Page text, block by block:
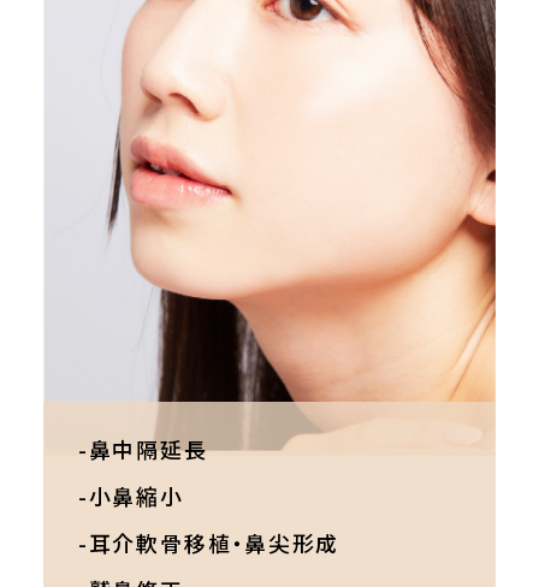
-鼻中隔延長
-小鼻縮小
-耳介軟骨移植・鼻尖形成